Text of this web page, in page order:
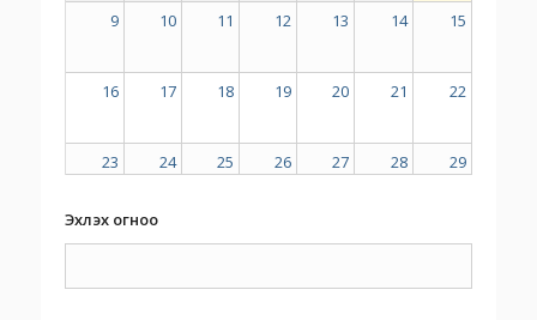
9 10 11 12 13 14 15
16 17 18 19 20 21 22
23 24 25 26 27 28 29
Эхлэх огноо